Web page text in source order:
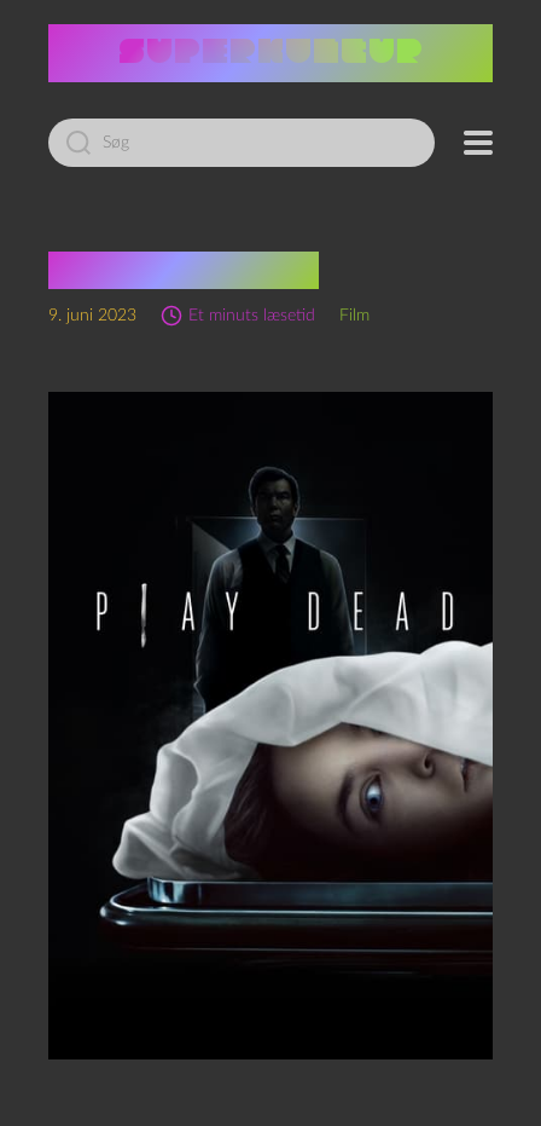
Led
efter:
Play dead (2022)
9. juni 2023 Et minuts læsetid Film